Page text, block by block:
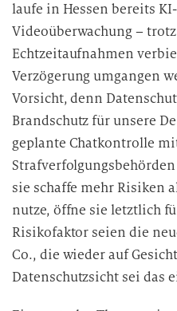
laufe in Hessen bereits
Videoüberwachung –
Echtzeitaufnahmen
Verzögerung umgangen
Vorsicht, denn
Brandschutz für unsere
geplante Chatkontrolle
sie schaffe mehr Risiken
nutze, öffne sie letztlich
Risikofaktor seien die
Co., die wieder auf
Datenschutzsicht sei das